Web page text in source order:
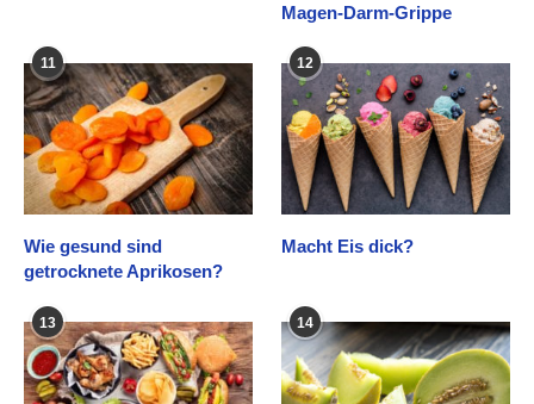
Magen-Darm-Grippe
11
Wie gesund sind
getrocknete Aprikosen?
12
Macht Eis dick?
13 14